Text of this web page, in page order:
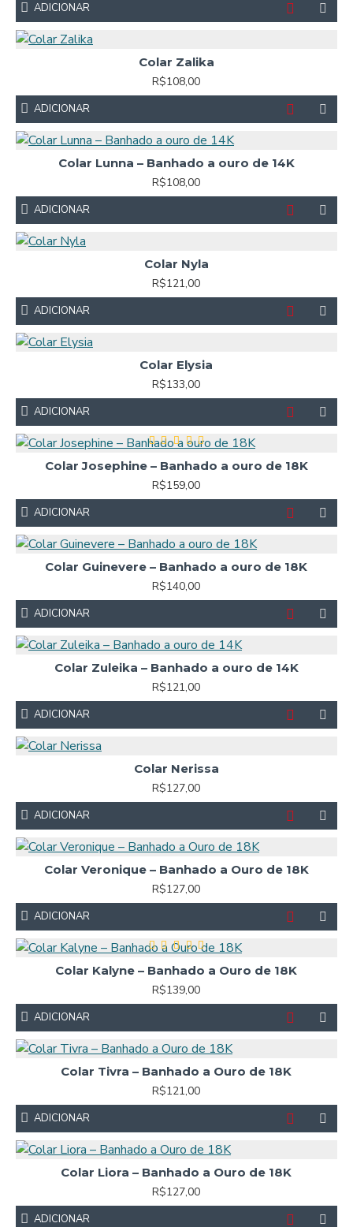
ADICIONAR
Colar Zalika
R$108,00
ADICIONAR
Colar Lunna – Banhado a ouro de 14K
R$108,00
ADICIONAR
Colar Nyla
R$121,00
ADICIONAR
Colar Elysia
R$133,00
ADICIONAR
Colar Josephine – Banhado a ouro de 18K
R$159,00
ADICIONAR
Colar Guinevere – Banhado a ouro de 18K
R$140,00
ADICIONAR
Colar Zuleika – Banhado a ouro de 14K
R$121,00
ADICIONAR
Colar Nerissa
R$127,00
ADICIONAR
Colar Veronique – Banhado a Ouro de 18K
R$127,00
ADICIONAR
Colar Kalyne – Banhado a Ouro de 18K
R$139,00
ADICIONAR
Colar Tivra – Banhado a Ouro de 18K
R$121,00
ADICIONAR
Colar Liora – Banhado a Ouro de 18K
R$127,00
ADICIONAR